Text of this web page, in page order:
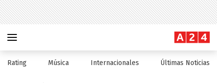
Rating Música Internacionales Últimas Noticias